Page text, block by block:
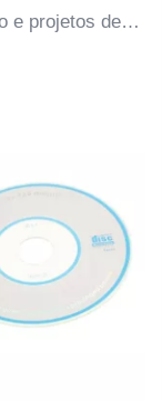
e projetos de…